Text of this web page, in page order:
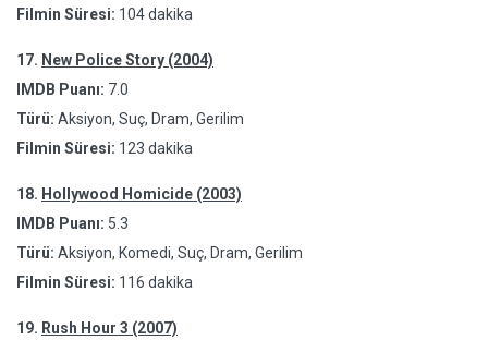
Filmin Süresi: 104 dakika
17. New Police Story (2004)
IMDB Puanı: 7.0
Türü: Aksiyon, Suç, Dram, Gerilim
Filmin Süresi: 123 dakika
18. Hollywood Homicide (2003)
IMDB Puanı: 5.3
Türü: Aksiyon, Komedi, Suç, Dram, Gerilim
Filmin Süresi: 116 dakika
19. Rush Hour 3 (2007)